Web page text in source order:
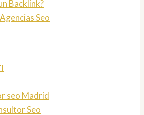
Backlink?
Seo
seo Madrid
Seo